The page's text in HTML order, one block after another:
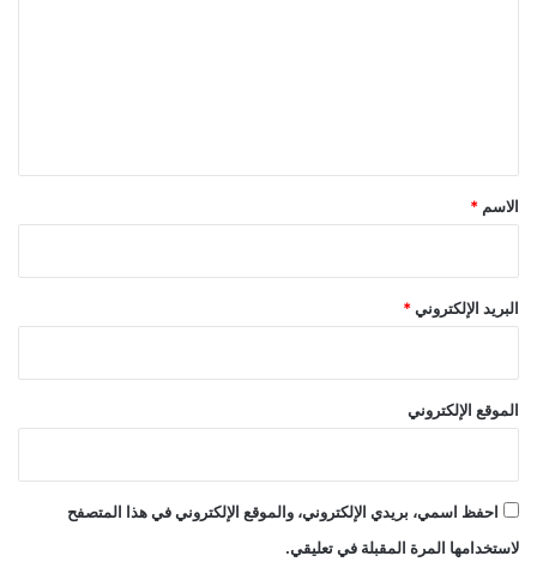
*
الاسم *
البريد الإلكتروني*
الموقع الإلكتروني
احفظ اسمي، بريدي الإلكتروني، والموقع الإلكتروني في هذا المتصفح
لاستخدامها المرة المقبلة في تعليقي.